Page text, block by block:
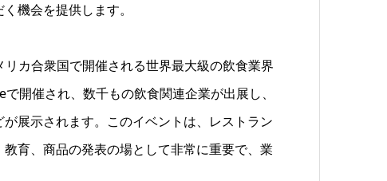
機会を提供します。
カ合衆国で開催される世界最大級の飲食業界
開催され、数千もの飲食関連企業が出展し、
展示されます。このイベントは、レストラン
育、商品の発表の場として非常に重要で、業